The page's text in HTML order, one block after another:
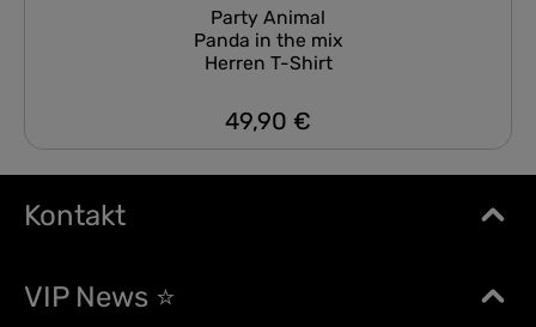
Party Animal
Panda in the mix
Herren T-Shirt
Regulärer Preis:
49,90 €
Kontakt
VIP News ⭐